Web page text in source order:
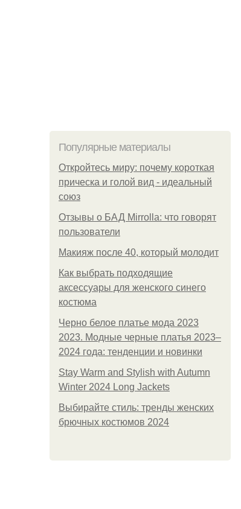
Популярные материалы
Откройтесь миру: почему короткая
прическа и голой вид - идеальный
союз
Отзывы о БАД Mirrolla: что говорят
пользователи
Макияж после 40, который молодит
Как выбрать подходящие
аксессуары для женского синего
костюма
Черно белое платье мода 2023
2023. Модные черные платья 2023–
2024 года: тенденции и новинки
Stay Warm and Stylish with Autumn
Winter 2024 Long Jackets
Выбирайте стиль: тренды женских
брючных костюмов 2024